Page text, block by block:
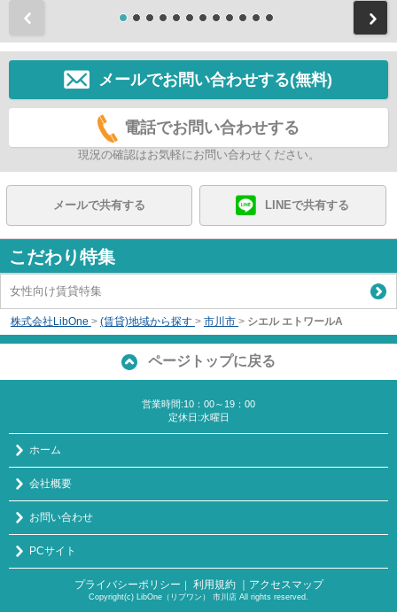
メールでお問い合わせする(無料)
電話でお問い合わせする
現況の確認はお気軽にお問い合わせください。
メールで共有する LINEで共有する
こだわり特集
女性向け賃貸特集
株式会社LibOne > (賃貸)地域から探す > 市川市 > シエル エトワールA
ページトップに戻る
営業時間:10：00～19：00
定休日:水曜日
ホーム
会社概要
お問い合わせ
PCサイト
プライバシーポリシー 利用規約 ｜アクセスマップ
Copyright(c) LibOne（リブワン） 市川店 All rights reserved.